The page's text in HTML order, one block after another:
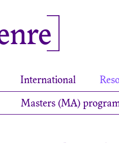
International
Masters (MA)